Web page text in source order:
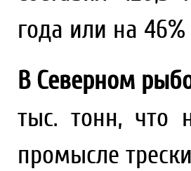
года или на
В Северном
тыс. тонн, что
промысле